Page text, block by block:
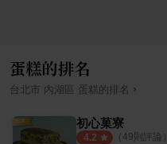
蛋糕的排名
台北市 內湖區 蛋糕的排名 ›
初心菓寮
4.2 （ 49則評論）